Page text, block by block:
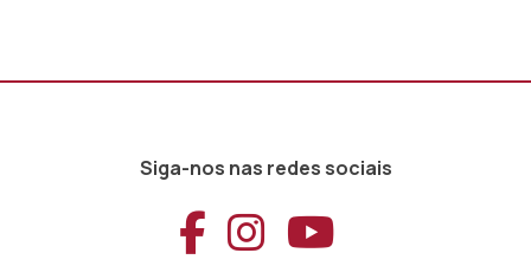
Siga-nos nas redes sociais
Aceder ao
Aceder ao
Aceder